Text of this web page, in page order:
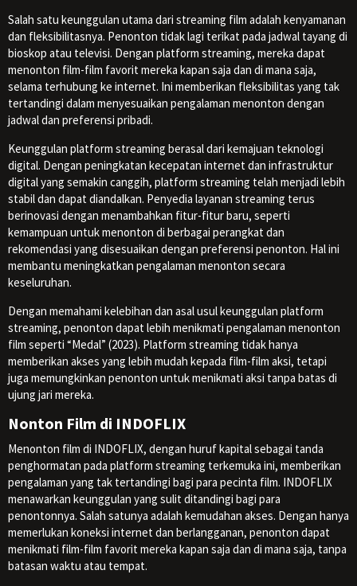
Salah satu keunggulan utama dari streaming film adalah kenyamanan
dan fleksibilitasnya. Penonton tidak lagi terikat pada jadwal tayang di
bioskop atau televisi. Dengan platform streaming, mereka dapat
menonton film-film favorit mereka kapan saja dan di mana saja,
selama terhubung ke internet. Ini memberikan fleksibilitas yang tak
tertandingi dalam menyesuaikan pengalaman menonton dengan
jadwal dan preferensi pribadi.
Keunggulan platform streaming berasal dari kemajuan teknologi
digital. Dengan peningkatan kecepatan internet dan infrastruktur
digital yang semakin canggih, platform streaming telah menjadi lebih
stabil dan dapat diandalkan. Penyedia layanan streaming terus
berinovasi dengan menambahkan fitur-fitur baru, seperti
kemampuan untuk menonton di berbagai perangkat dan
rekomendasi yang disesuaikan dengan preferensi penonton. Hal ini
membantu meningkatkan pengalaman menonton secara
keseluruhan.
Dengan memahami kelebihan dan asal usul keunggulan platform
streaming, penonton dapat lebih menikmati pengalaman menonton
film seperti “Medal” (2023). Platform streaming tidak hanya
memberikan akses yang lebih mudah kepada film-film aksi, tetapi
juga memungkinkan penonton untuk menikmati aksi tanpa batas di
ujung jari mereka.
Nonton Film di INDOFLIX
Menonton film di INDOFLIX, dengan huruf kapital sebagai tanda
penghormatan pada platform streaming terkemuka ini, memberikan
pengalaman yang tak tertandingi bagi para pecinta film. INDOFLIX
menawarkan keunggulan yang sulit ditandingi bagi para
penontonnya. Salah satunya adalah kemudahan akses. Dengan hanya
memerlukan koneksi internet dan berlangganan, penonton dapat
menikmati film-film favorit mereka kapan saja dan di mana saja, tanpa
batasan waktu atau tempat.